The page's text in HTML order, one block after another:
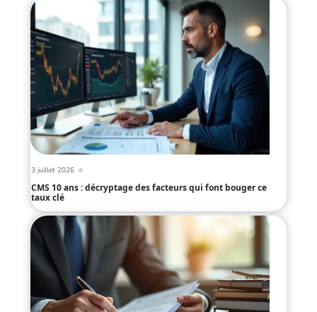
3 juillet 2026
CMS 10 ans : décryptage des facteurs qui font bouger ce
taux clé